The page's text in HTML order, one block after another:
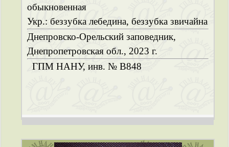
обыкновенная
Укр.: беззубка лебедина, беззубка звичайна
Днепровско-Орельский заповедник,
Днепропетровская обл., 2023 г.
ГПМ НАНУ, инв. № B848